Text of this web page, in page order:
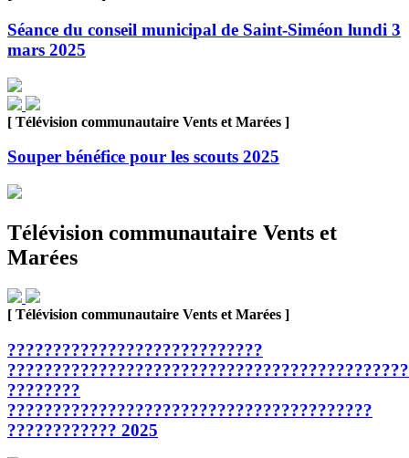
Séance du conseil municipal de Saint-Siméon lundi 3
mars 2025
[ Télévision communautaire Vents et Marées ]
Souper bénéfice pour les scouts 2025
Télévision communautaire Vents et
Marées
[ Télévision communautaire Vents et Marées ]
????????????????????????????
????????
????????????????????????????????????????
???????????? 2025